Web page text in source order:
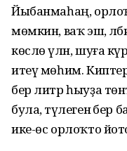
Йыбанмаһаң,
мөмкин, ваҡ эш,
көслө үлән, шуға
итеү мөһим.
бер литр һыуҙа
була, тәүлегенә бер
ике-өс орлоҡто